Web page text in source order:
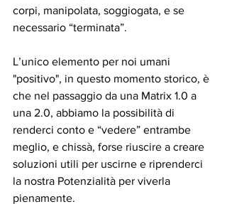
corpi, manipolata, soggiogata, e se
necessario “terminata”.
L’unico elemento per noi umani
"positivo", in questo momento storico, è
che nel passaggio da una Matrix 1.0 a
una 2.0, abbiamo la possibilità di
renderci conto e “vedere” entrambe
meglio, e chissà, forse riuscire a creare
soluzioni utili per uscirne e riprenderci
la nostra Potenzialità per viverla
pienamente.